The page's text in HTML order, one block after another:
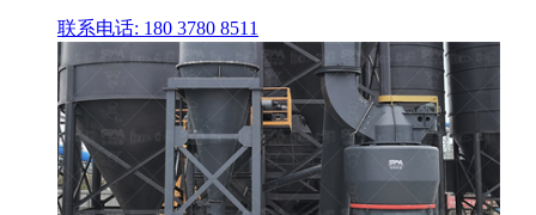
联系电话: 180 3780 8511